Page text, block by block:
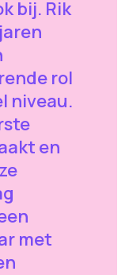
bij. Rik
rol
niveau.
en
met